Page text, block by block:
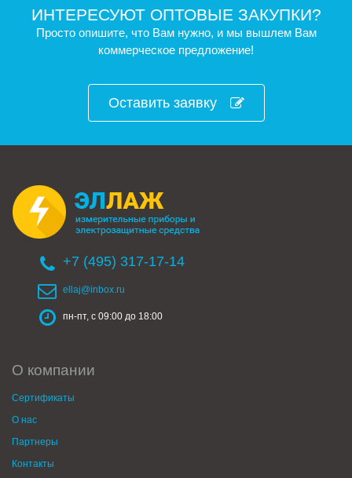
ИНТЕРЕСУЮТ ОПТОВЫЕ ЗАКУПКИ?
Просто опишите, что Вам нужно, и мы вышлем Вам
коммерческое предложение!
Оставить заявку
+7 (495) 317-17-14
ellaj@inbox.ru
пн-пт, с 09:00 до 18:00
О компании
Сертификаты
О нас
Партнеры
Контакты